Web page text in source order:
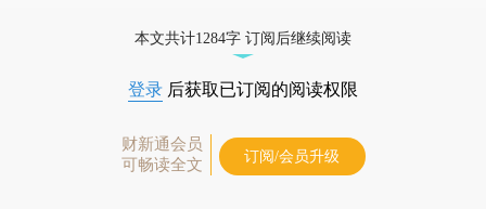
本文共计1284字 订阅后继续阅读
登录 后获取已订阅的阅读权限
财新通会员
可畅读全文
订阅/会员升级